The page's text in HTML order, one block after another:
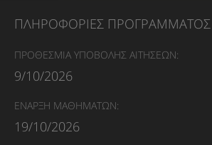
ΠΛΗΡΟΦΟΡΙΕΣ ΠΡΟΓΡΑΜΜΑΤΟΣ
ΠΡΟΘΕΣΜΙΑ ΥΠΟΒΟΛΗΣ ΑΙΤΗΣΕΩΝ:
9/10/2026
ΕΝΑΡΞΗ ΜΑΘΗΜΑΤΩΝ:
19/10/2026